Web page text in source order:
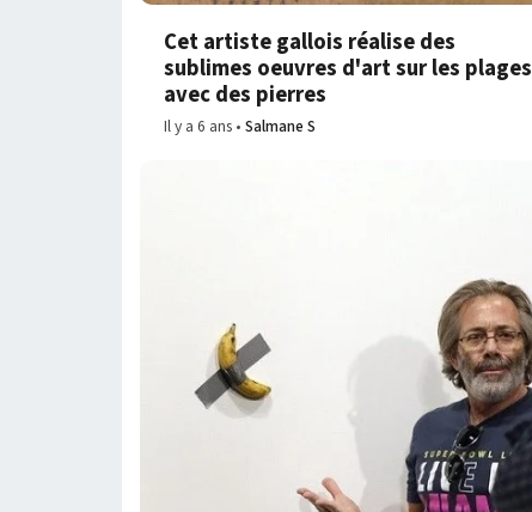
Cet artiste gallois réalise des
sublimes oeuvres d'art sur les plages
avec des pierres
Il y a 6 ans Salmane S